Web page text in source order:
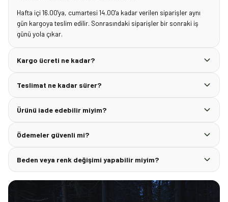
Hafta içi 16.00'ya, cumartesi 14.00'a kadar verilen siparişler aynı
gün kargoya teslim edilir. Sonrasındaki siparişler bir sonraki iş
günü yola çıkar.
Kargo ücreti ne kadar?
Teslimat ne kadar sürer?
Ürünü iade edebilir miyim?
Ödemeler güvenli mi?
Beden veya renk değişimi yapabilir miyim?